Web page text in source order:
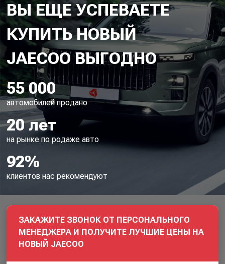
ЗАКАЖИТЕ ЗВОНОК ОТ ПЕРСОНАЛЬНОГО
МЕНЕДЖЕРА И ПОЛУЧИТЕ ЛУЧШИЕ ЦЕНЫ НА
НОВЫЙ JAECOO
ВЫ ЕЩЕ УСПЕВАЕТЕ
КУПИТЬ НОВЫЙ
JAECOO ВЫГОДНО
55 000
автомобилей продано
20 лет
на рынке по родаже авто
92%
клиентов нас рекомендуют